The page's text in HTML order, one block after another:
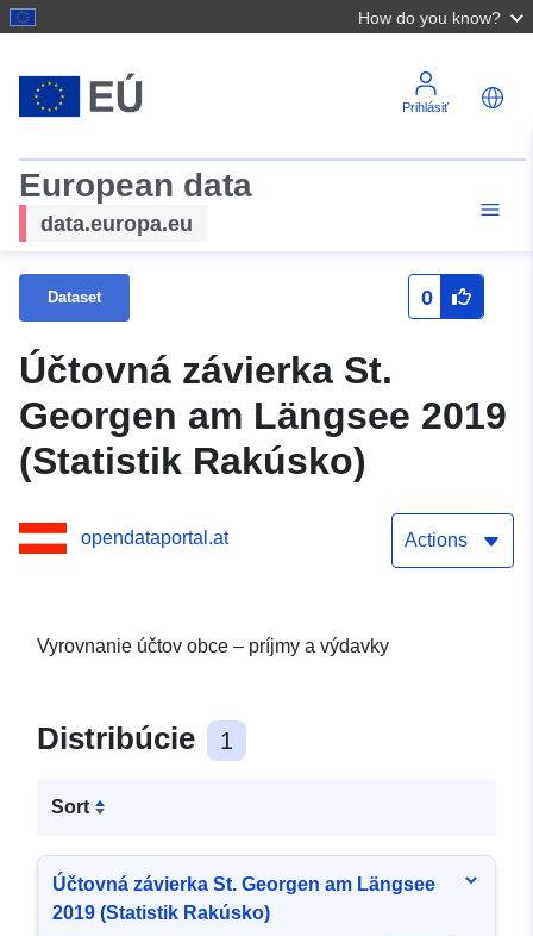
How do you know?
Prihlásiť
European data
data.europa.eu
Dataset 0
Účtovná závierka St.
Georgen am Längsee 2019
(Statistik Rakúsko)
opendataportal.at Actions
Vyrovnanie účtov obce – príjmy a výdavky
Distribúcie 1
Sort
Účtovná závierka St. Georgen am Längsee
2019 (Statistik Rakúsko)